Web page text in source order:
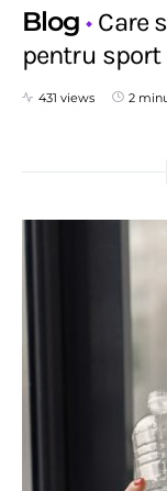
Blog
Care
pentru sport
431 views 2